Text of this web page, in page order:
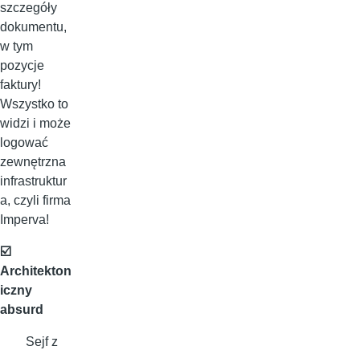
szczegóły
dokumentu,
w tym
pozycje
faktury!
Wszystko to
widzi i może
logować
zewnętrzna
infrastruktur
a, czyli firma
Imperva!
☑️
Architekton
iczny
absurd
Sejf z